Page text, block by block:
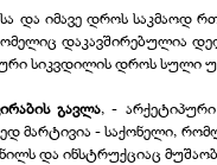
და იმავე დროს საკმაოდ
დაკავშირებულია
სიკვდილის დროს სული
გავლა, -
მარტივია -საქონელი,
და ინსტრუქციაც